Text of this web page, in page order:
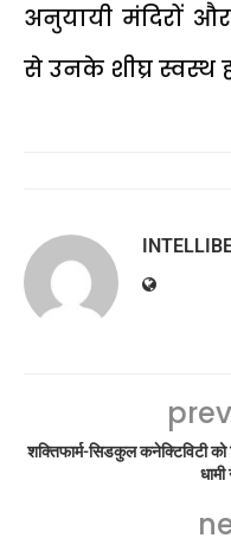
अनुयायी मंदिरों
से उनके शीघ्र स्वस्थ
शक्तिफार्म-सिडकुल कनेक्टिविटी